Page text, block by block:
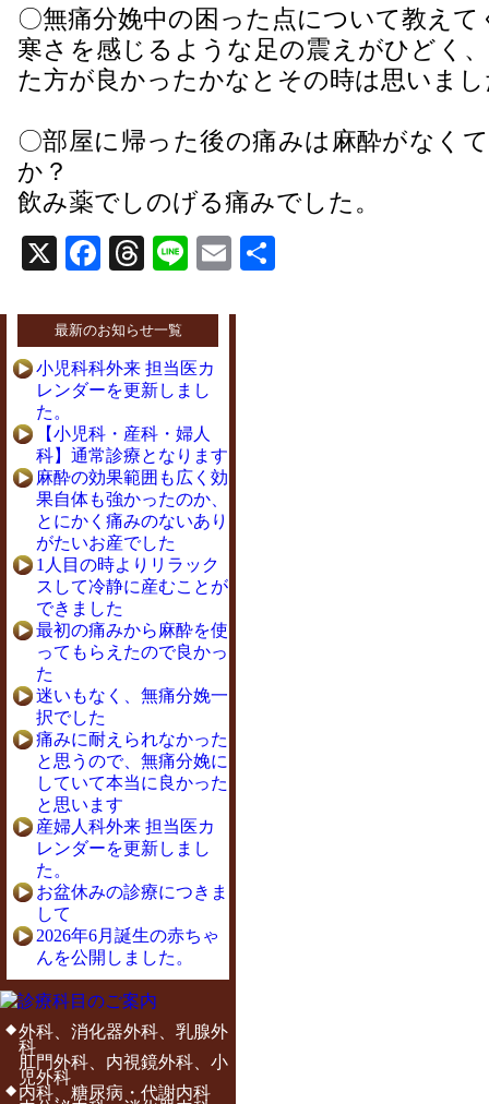
〇無痛分娩中の困った点について教えて
寒さを感じるような足の震えがひどく
た方が良かったかなとその時は思いま
〇部屋に帰った後の痛みは麻酔がなく
か？
飲み薬でしのげる痛みでした。
X Facebook
Threads
LineEmail
最新のお知らせ一覧
小児科科外来 担当医カ
レンダーを更新しまし
た。
【小児科・産科・婦人
科】通常診療となります
麻酔の効果範囲も広く効
果自体も強かったのか、
とにかく痛みのないあり
がたいお産でした
1人目の時よりリラック
スして冷静に産むことが
できました
最初の痛みから麻酔を使
ってもらえたので良かっ
た
迷いもなく、無痛分娩一
択でした
痛みに耐えられなかった
と思うので、無痛分娩に
していて本当に良かった
と思います
産婦人科外来 担当医カ
レンダーを更新しまし
た。
お盆休みの診療につきま
して
2026年6月誕生の赤ちゃ
んを公開しました。
外科、消化器外科、乳腺外
科
肛門外科、内視鏡外科、小
児外科
内科、糖尿病・代謝内科